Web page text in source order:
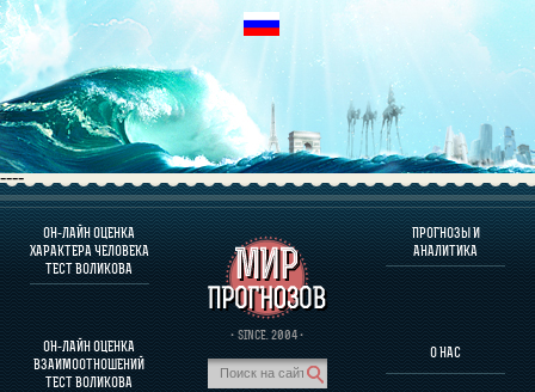
----
ОН-ЛАЙН ОЦЕНКА
ХАРАКТЕРА ЧЕЛОВЕКА
ТЕСТ ВОЛИКОВА
ОН-ЛАЙН ОЦЕНКА
ВЗАИМООТНОШЕНИЙ
ТЕСТ ВОЛИКОВА
· SINCE. 2004 ·
ПРОГНОЗЫ И
АНАЛИТИКА
О НАС
О ПРОГРАММЕ
ОЦЕНКА ХАРАКТЕРA ЧЕЛОВЕКА
ОЦЕНКА ХАРАКТЕРА ВЫДАЮЩИХСЯ ЛИЧНОСТЕЙ
О ПРОГРАММЕ
ПРОГНОЗЫ И АНАЛИТИКА